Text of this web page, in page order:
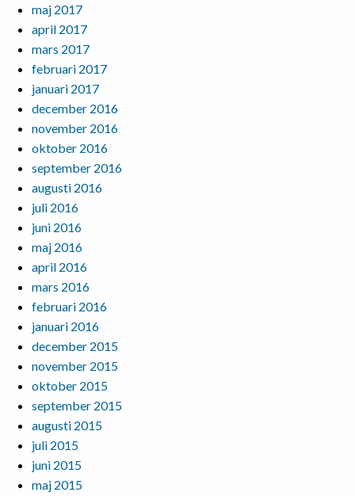
maj 2017
april 2017
mars 2017
februari 2017
januari 2017
december 2016
november 2016
oktober 2016
september 2016
augusti 2016
juli 2016
juni 2016
maj 2016
april 2016
mars 2016
februari 2016
januari 2016
december 2015
november 2015
oktober 2015
september 2015
augusti 2015
juli 2015
juni 2015
maj 2015